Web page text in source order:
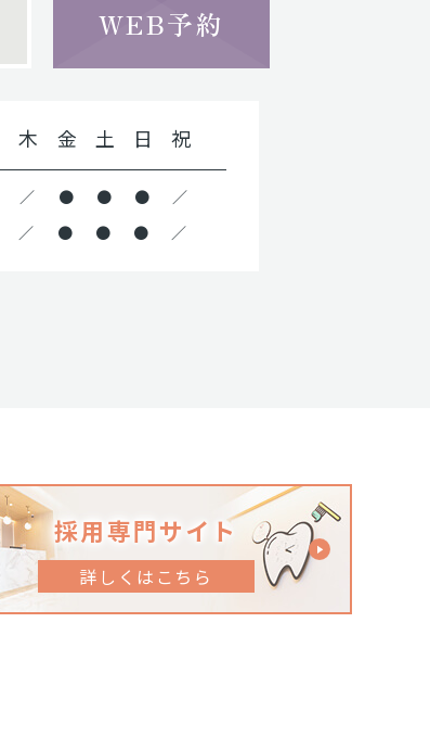
WEB予約
木 金 土 日 祝
／ ● ● ● ／
／ ● ● ● ／
採用専門サイト
詳しくはこちら